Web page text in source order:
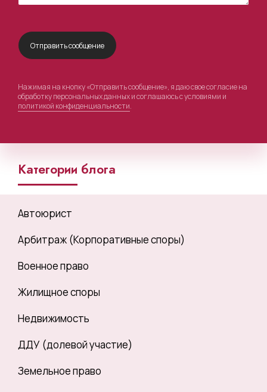
Нажимая на кнопку «Отправить сообщение», я даю свое согласие на
обработку персональных данных и соглашаюсь с условиями и
политикой конфиденциальности.
Категории блога
Автоюрист
Арбитраж (Корпоративные споры)
Военное право
Жилищное споры
Недвижимость
ДДУ (долевой участие)
Земельное право